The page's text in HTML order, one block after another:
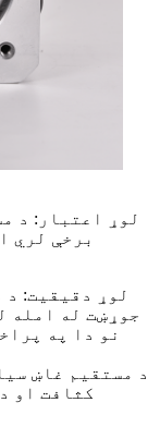
برخې لري
جوړښت له امله
نو دا په
کثافت او